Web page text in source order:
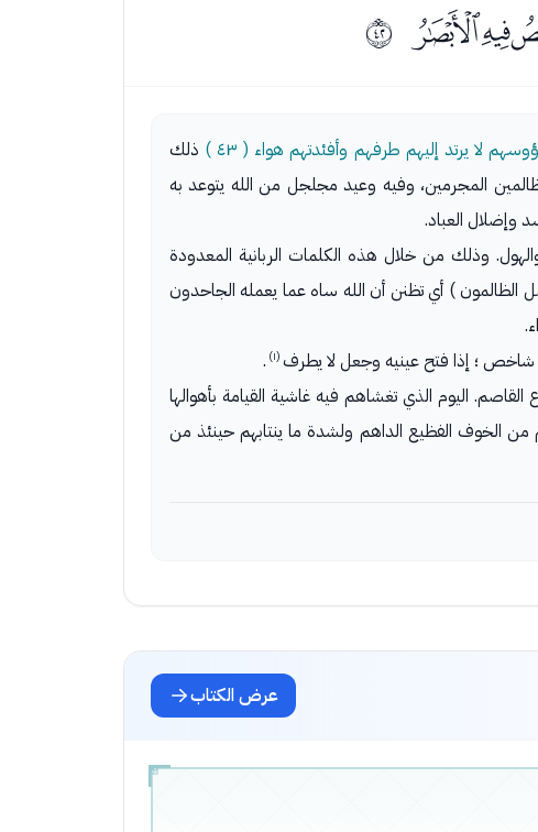
ﰩ
ذلك
المجرمين، وفيه وعيد مجلجل من الله يتوعد به
وإضلال العباد.
وذلك من خلال هذه الكلمات الربانية المعدودة
الظالمون ) أي تظنن أن الله ساه عما يعمله الجاحدون
؛ إذا فتح عينيه وجعل لا يطرف (١)
.
اليوم الذي تغشاهم فيه غاشية القيامة بأهوالها
من الخوف الفظيع الداهم ولشدة ما ينتابهم حينئذ من
عرض الكتاب